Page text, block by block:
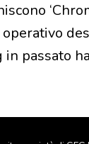
passato